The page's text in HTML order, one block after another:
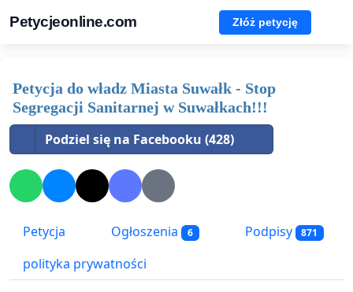
Petycjeonline.com Złóż petycję
Petycja do władz Miasta Suwałk - Stop
Segregacji Sanitarnej w Suwałkach!!!
Podziel się na Facebooku (428)
Petycja Ogłoszenia 6 Podpisy 871
polityka prywatności